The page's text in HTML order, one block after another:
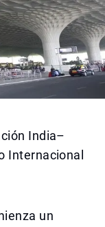
India–
Internacional
un